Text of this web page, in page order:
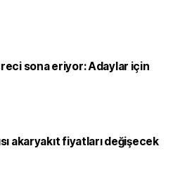
sona eriyor: Adaylar için
akaryakıt fiyatları değişecek